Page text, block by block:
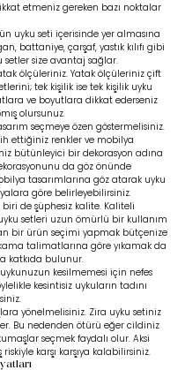
etmeniz gereken bazı noktalar
uyku seti içerisinde yer almasına
battaniye, çarşaf, yastık kılıfı gibi
size avantaj sağlar.
ölçüleriniz. Yatak ölçüleriniz çift
tek kişilik ise tek kişilik uyku
ve boyutlara dikkat ederseniz
olursunuz.
seçmeye özen göstermelisiniz.
ettiğiniz renkler ve mobilya
bütünleyici bir dekorasyon adına
da göz önünde
tasarımlarına göz atarak uyku
göre belirleyebilirsiniz.
de şüphesiz kalite. Kaliteli
setleri uzun ömürlü bir kullanım
bir ürün seçimi yapmak bütçenize
talimatlarına göre yıkamak da
katkıda bulunur.
kesilmemesi için nefes
kesintisiz uykuların tadını
yönelmelisiniz. Zira uyku setiniz
Bu nedenden ötürü eğer cildiniz
seçmek faydalı olur. Aksi
karşı karşıya kalabilirsiniz.